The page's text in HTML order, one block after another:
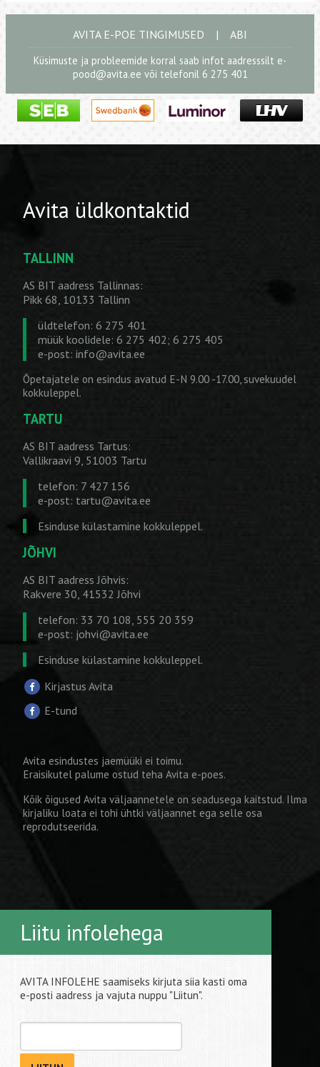
AVITA E-POE TINGIMUSED | ABI
Küsimuste ja probleemide korral saab infot aadresssilt e-
pood@avita.ee või telefonil 6 275 401
Avita üldkontaktid
TALLINN
AS BIT aadress Tallinnas:
Pikk 68, 10133 Tallinn
üldtelefon: 6 275 401
müük koolidele: 6 275 402; 6 275 405
e-post: info@avita.ee
Õpetajatele on esindus avatud E-N 9.00 -17.00, suvekuudel
kokkuleppel.
TARTU
AS BIT aadress Tartus:
Vallikraavi 9, 51003 Tartu
telefon: 7 427 156
e-post: tartu@avita.ee
Esinduse külastamine kokkuleppel.
JÕHVI
AS BIT aadress Jõhvis:
Rakvere 30, 41532 Jõhvi
telefon: 33 70 108, 555 20 359
e-post: johvi@avita.ee
Esinduse külastamine kokkuleppel.
Kirjastus Avita
E-tund
Avita esindustes jaemüüki ei toimu.
Eraisikutel palume ostud teha Avita e-poes.
Kõik õigused Avita väljaannetele on seadusega kaitstud. Ilma
kirjaliku loata ei tohi ühtki väljaannet ega selle osa
reprodutseerida.
Liitu infolehega
AVITA INFOLEHE saamiseks kirjuta siia kasti oma
e-posti aadress ja vajuta nuppu "Liitun".